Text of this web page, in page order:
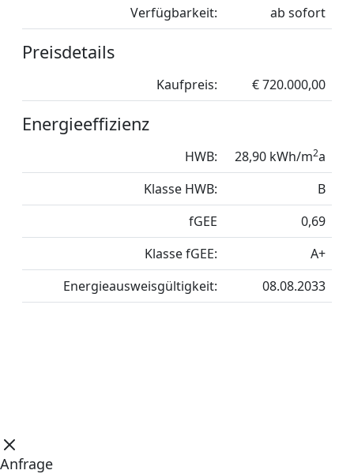
Verfügbarkeit:
ab sofort
Preisdetails
Kaufpreis: € 720.000,00
Energieeffizienz
HWB: 28,90 kWh/m2a
Klasse HWB:
B
fGEE
0,69
Klasse fGEE:
A+
Energieausweisgültigkeit:
08.08.2033
Anfrage